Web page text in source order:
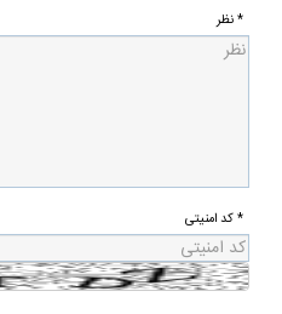
* نظر
* کد امنیتی